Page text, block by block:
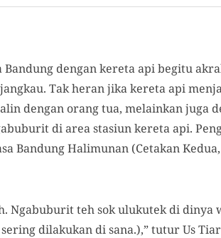
dengan kereta api begitu
Tak heran jika kereta api
dengan orang tua, melainkan juga
di area stasiun kereta api.
Bandung Halimunan (Cetakan
Ngabuburit teh sok ulukutek di dinya
dilakukan di sana.),” tutur Us